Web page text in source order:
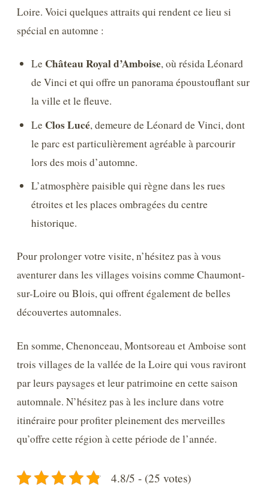
Loire. Voici quelques attraits qui rendent ce lieu si
spécial en automne :
Le Château Royal d’Amboise, où résida Léonard
de Vinci et qui offre un panorama époustouflant sur
la ville et le fleuve.
Le Clos Lucé, demeure de Léonard de Vinci, dont
le parc est particulièrement agréable à parcourir
lors des mois d’automne.
L’atmosphère paisible qui règne dans les rues
étroites et les places ombragées du centre
historique.
Pour prolonger votre visite, n’hésitez pas à vous
aventurer dans les villages voisins comme Chaumont-
sur-Loire ou Blois, qui offrent également de belles
découvertes automnales.
En somme, Chenonceau, Montsoreau et Amboise sont
trois villages de la vallée de la Loire qui vous raviront
par leurs paysages et leur patrimoine en cette saison
automnale. N’hésitez pas à les inclure dans votre
itinéraire pour profiter pleinement des merveilles
qu’offre cette région à cette période de l’année.
4.8/5 - (25 votes)